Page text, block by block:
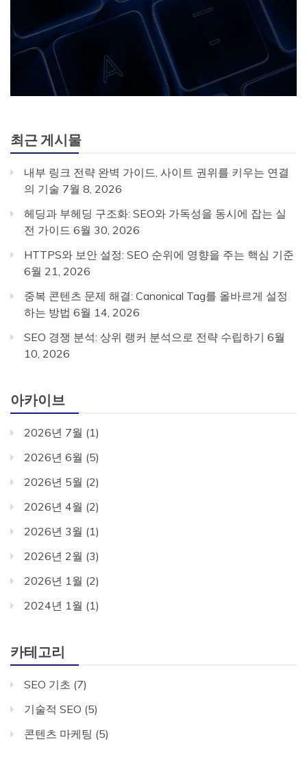
최근 게시물
내부 링크 전략 완벽 가이드, 사이트 권위를 키우는 연결
의 기술 7월 8, 2026
헤딩과 부헤딩 구조화: SEO와 가독성을 동시에 잡는 실
전 가이드 6월 30, 2026
HTTPS와 보안 설정: SEO 순위에 영향을 주는 핵심 기준
6월 21, 2026
중복 콘텐츠 문제 해결: Canonical Tag를 올바르게 설정
하는 방법 6월 14, 2026
SEO 경쟁 분석: 상위 랭커 분석으로 전략 수립하기 6월
10, 2026
아카이브
2026년 7월 (1)
2026년 6월 (5)
2026년 5월 (2)
2026년 4월 (2)
2026년 3월 (1)
2026년 2월 (3)
2026년 1월 (2)
2024년 1월 (1)
카테고리
SEO 기초 (7)
기술적 SEO (5)
콘텐츠 마케팅 (5)